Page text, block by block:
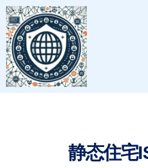
静态住宅